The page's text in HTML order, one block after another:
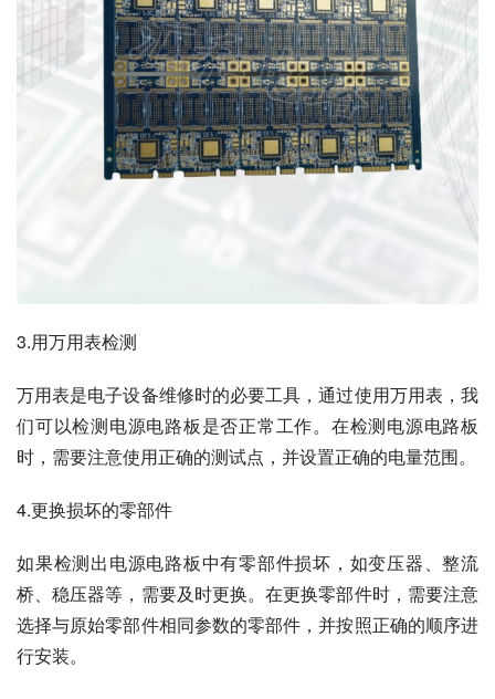
3.用万用表检测
万用表是电子设备维修时的必要工具，通过使用万用表，我
们可以检测电源电路板是否正常工作。在检测电源电路板
时，需要注意使用正确的测试点，并设置正确的电量范围。
4.更换损坏的零部件
如果检测出电源电路板中有零部件损坏，如变压器、整流
桥、稳压器等，需要及时更换。在更换零部件时，需要注意
选择与原始零部件相同参数的零部件，并按照正确的顺序进
行安装。